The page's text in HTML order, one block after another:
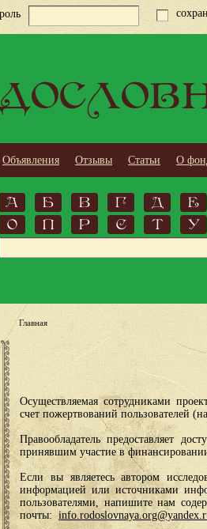
Объявления Отзывы Статьи О
А Б В Г Д Е
О
П Р С Т У
Главная
Осуществляемая сотрудниками
счет пожертвований пользователей
Правообладатель предоставляет
принявшим участие в
Если вы являетесь автором
информацией или источниками
пользователями, напишите нам
почты: